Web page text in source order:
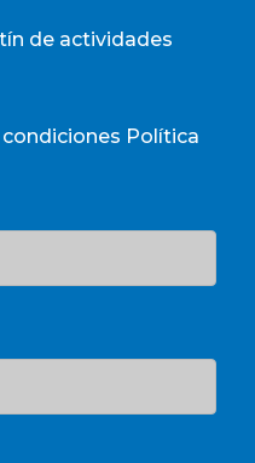
de actividades
Política